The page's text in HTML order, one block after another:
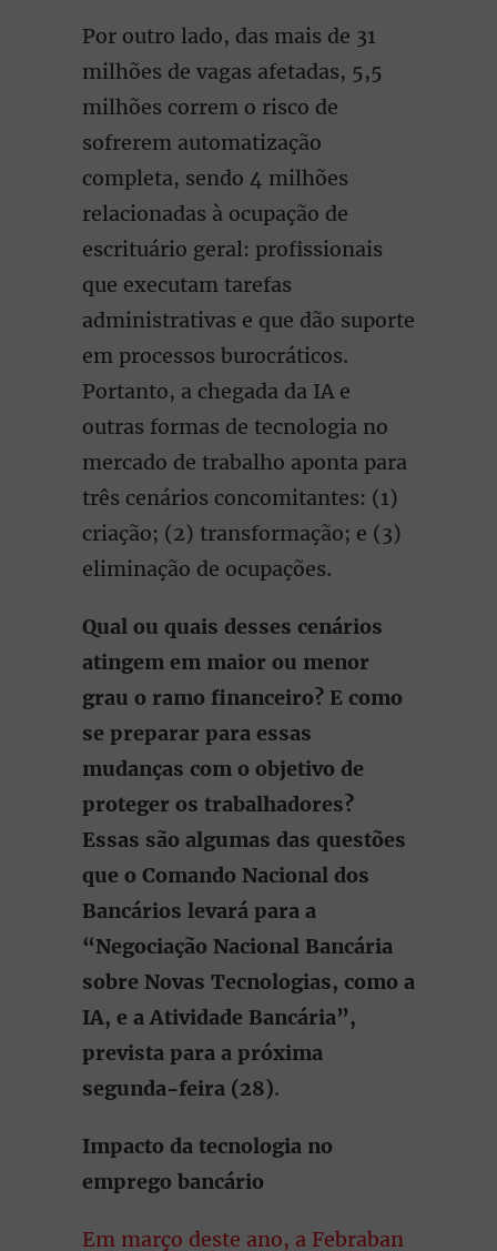
Por outro lado, das mais de 31
milhões de vagas afetadas, 5,5
milhões correm o risco de
sofrerem automatização
completa, sendo 4 milhões
relacionadas à ocupação de
escrituário geral: profissionais
que executam tarefas
administrativas e que dão suporte
em processos burocráticos.
Portanto, a chegada da IA e
outras formas de tecnologia no
mercado de trabalho aponta para
três cenários concomitantes: (1)
criação; (2) transformação; e (3)
eliminação de ocupações.
Qual ou quais desses cenários
atingem em maior ou menor
grau o ramo financeiro? E como
se preparar para essas
mudanças com o objetivo de
proteger os trabalhadores?
Essas são algumas das questões
que o Comando Nacional dos
Bancários levará para a
“Negociação Nacional Bancária
sobre Novas Tecnologias, como a
IA, e a Atividade Bancária”,
prevista para a próxima
segunda-feira (28).
Impacto da tecnologia no
emprego bancário
Em março deste ano, a Febraban